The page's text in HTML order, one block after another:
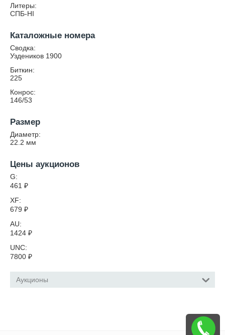
Литеры:
СПБ-HI
Каталожные номера
Сводка:
Уздеников 1900
Биткин:
225
Конрос:
146/53
Размер
Диаметр:
22.2 мм
Цены аукционов
G:
461 ₽
XF:
679 ₽
AU:
1424 ₽
UNC:
7800 ₽
Аукционы